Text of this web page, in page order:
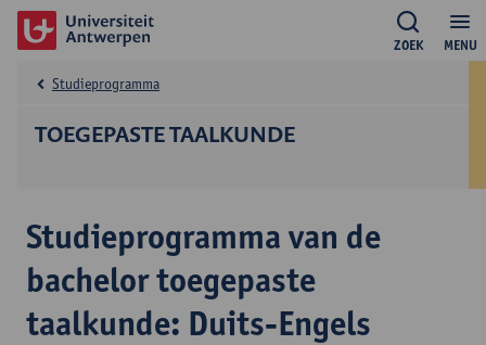
MENU
ZOEK
TOEGEPASTE TAALKUNDE
Studieprogramma
Studieprogramma van de
bachelor toegepaste
taalkunde: Duits-Engels